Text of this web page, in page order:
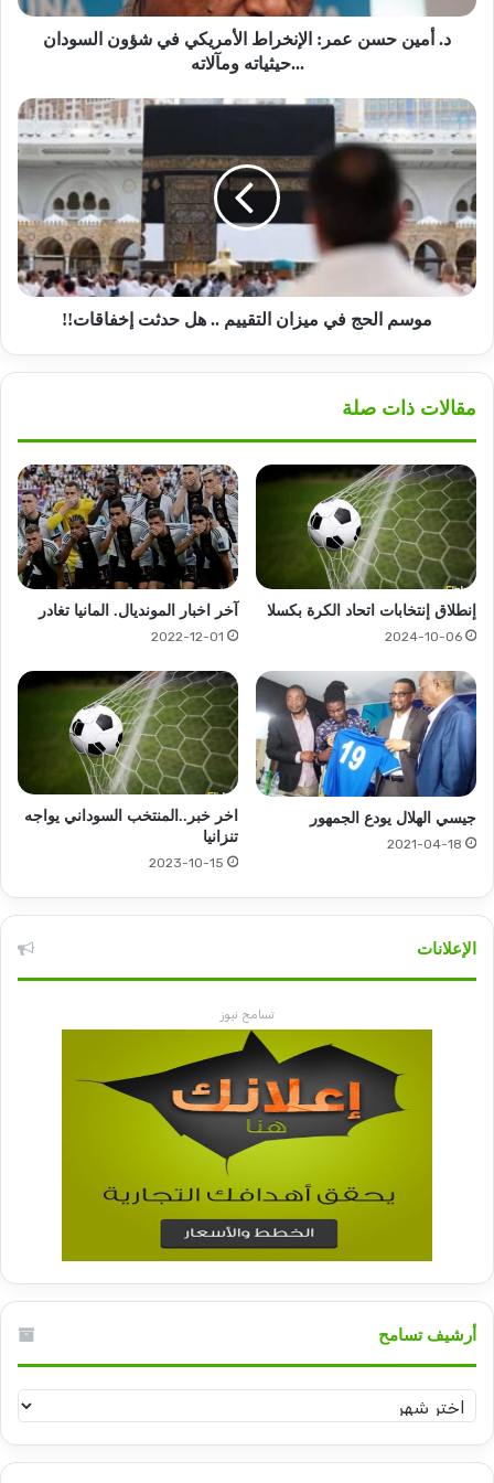
السودان
...حيثياته
‏د. أمين حسن عمر: الإنخراط الأمريكي في شؤون السودان
...حيثياته ومآلاته
موسم
الحج
في
ميزان
التقييم
..
هل
حدثت
إخفاقات!!
موسم الحج في ميزان التقييم .. هل حدثت إخفاقات!!
مقالات ذات صلة
إنطلاق إنتخابات اتحاد الكرة بكسلا
2024-10-06
آخر اخبار المونديال. المانيا تغادر
2022-12-01
جيسي الهلال يودع الجمهور
2021-04-18
اخر خبر..المنتخب السوداني يواجه
تنزانيا
2023-10-15
الإعلانات
تسامح نيوز
أرشيف تسامح
أرشيف
تسامح